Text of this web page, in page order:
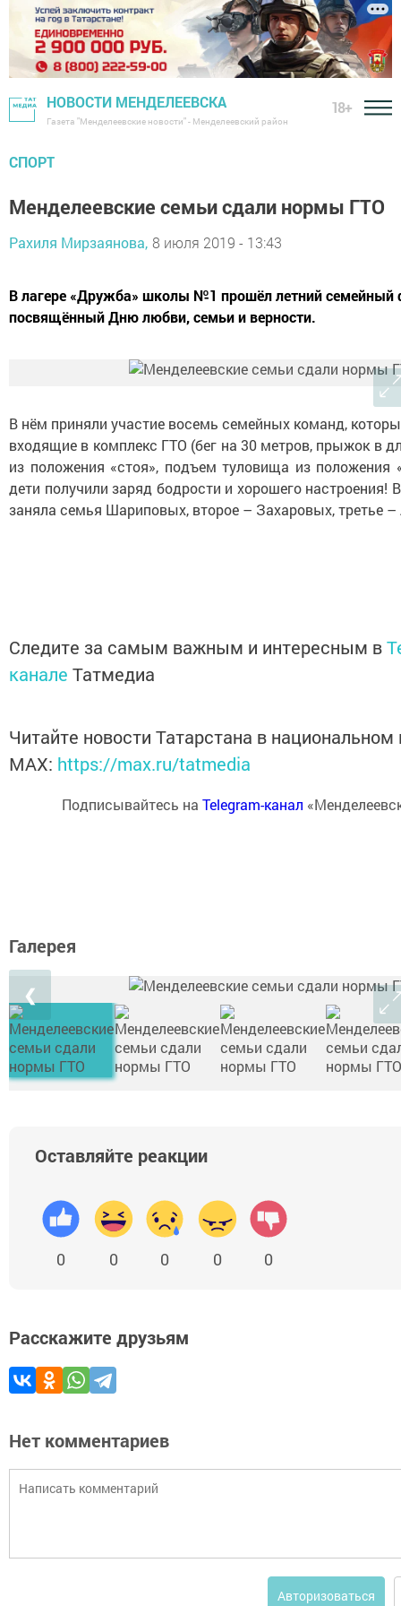
НОВОСТИ МЕНДЕЛЕЕВСКА
Газета "Менделеевские новости" - Менделеевский район
18+
СПОРТ
Менделеевские семьи сдали нормы ГТО
Рахиля Мирзаянова, 8 июля 2019 - 13:43
В лагере «Дружба» школы №1 прошёл летний семейный
посвящённый Дню любви, семьи и верности.
В нём приняли участие восемь семейных команд,
входящие в комплекс ГТО (бег на 30 метров, прыжок в
из положения «стоя», подъем туловища из положения
дети получили заряд бодрости и хорошего настроения!
заняла семья Шариповых, второе – Захаровых, третье
Следите за самым важным и интересным в
канале Татмедиа
Читайте новости Татарстана в
MАХ: https://max.ru/tatmedia
Подписывайтесь на Telegram-канал
Галерея
❮
Оставляйте реакции
0 0 0 0 0
Расскажите друзьям
Нет комментариев
Авторизоваться